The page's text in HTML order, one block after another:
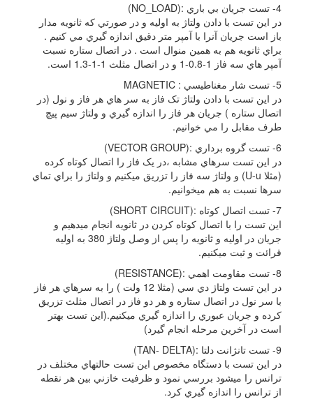
4- تست جريان بي باري :(NO_LOAD)
در اين تست با دادن ولتاژ به اوليه و در صورتي که ثانويه مدار
باز است جريان آنرا با آمپر متر دقيق اندازه گيري مي کنيم .
براي ثانويه هم به همين منوال است . در اتصال ستاره نسبت
آمپر هاي سه فاز 1-0.8-1 و در اتصال مثلث 1-1-1.3 است.
5- تست شار مغناطيسي : MAGNETIC
در اين تست با دادن ولتاژ تک فاز به سر هاي هر فاز و نول (در
اتصال ستاره ) جريان هر فاز را اندازه گيري و ولتاژ سيم پيچ
طرف مقابل را مي خوانيم.
6- تست گروه برداري :(VECTOR GROUP)
در اين تست سرهاي مشابه ،در يک فاز را اتصال کوتاه کرده
(مثلا U-u) و ولتاژ سه فاز را تزريق ميکنيم و ولتاژ را براي تماي
سرها نسبت به هم ميخوانيم.
7- تست اتصال کوتاه :(SHORT CIRCUIT)
اين تست را با اتصال کوتاه کردن در ثانويه انجام ميدهيم و
جريان در اوليه و ثانويه را پس از وصل ولتاژ 380 به اوليه
قرائت و ثبت ميکنيم.
8- تست مقاومت اهمي :(RESISTANCE)
در اين تست ولتاژ دي سي (مثلا 12 ولت ) را به سرهاي هر فاز
با سر نول در اتصال ستاره و هر دو فاز در اتصال مثلث تزريق
کرده و جريان عبوري را اندازه گيري ميکنيم.(اين تست بهتر
است در آخرين مرحله انجام گيرد)
9- تست تانژانت دلتا :(TAN- DELTA)
در اين تست با دستگاه مخصوص اين تست حالتهاي مختلف در
ترانس را ميشود بررسي نمود و ظرفيت خازني بين هر نقطه
از ترانس را اندازه گيري کرد.